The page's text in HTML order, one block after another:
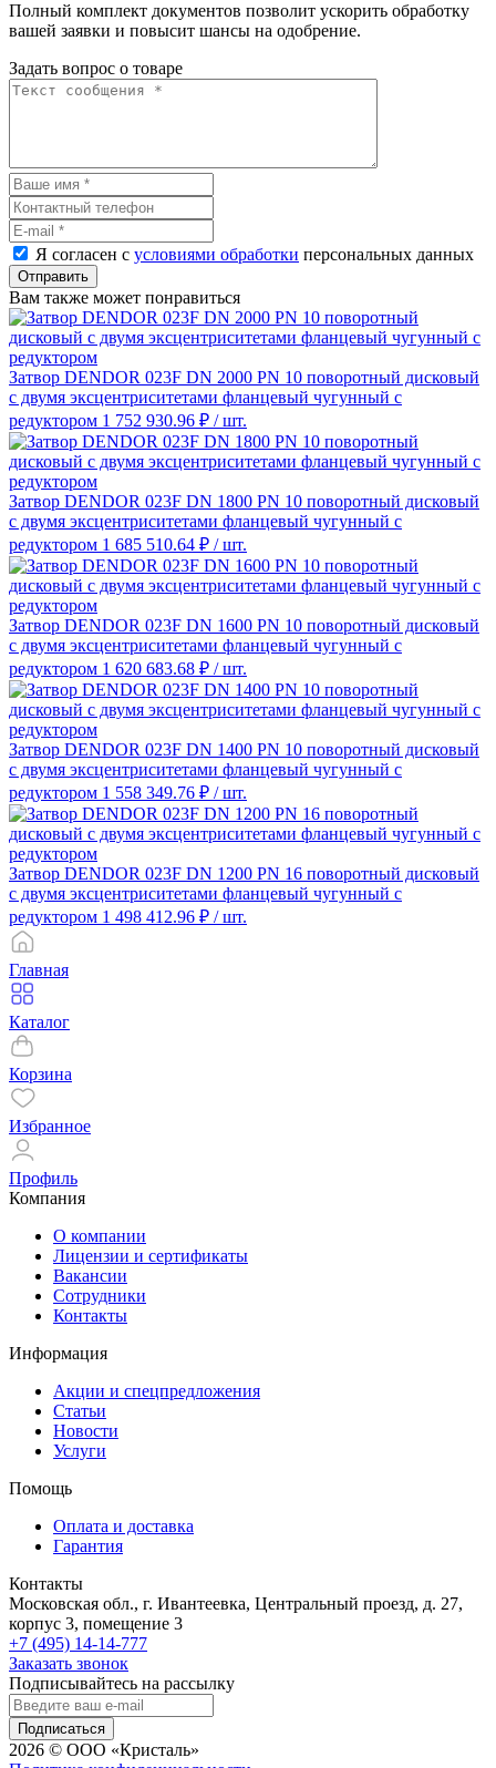
Полный комплект документов позволит ускорить обработку
вашей заявки и повысит шансы на одобрение.
Задать вопрос о товаре
Я согласен с условиями обработки персональных данных
Отправить
Вам также может понравиться
Затвор DENDOR 023F DN 2000 PN 10 поворотный дисковый
c двумя эксцентриситетами фланцевый чугунный с
редуктором 1 752 930.96 ₽ / шт.
Затвор DENDOR 023F DN 1800 PN 10 поворотный дисковый
c двумя эксцентриситетами фланцевый чугунный с
редуктором 1 685 510.64 ₽ / шт.
Затвор DENDOR 023F DN 1600 PN 10 поворотный дисковый
c двумя эксцентриситетами фланцевый чугунный с
редуктором 1 620 683.68 ₽ / шт.
Затвор DENDOR 023F DN 1400 PN 10 поворотный дисковый
c двумя эксцентриситетами фланцевый чугунный с
редуктором 1 558 349.76 ₽ / шт.
Затвор DENDOR 023F DN 1200 PN 16 поворотный дисковый
c двумя эксцентриситетами фланцевый чугунный с
редуктором 1 498 412.96 ₽ / шт.
Главная
Каталог
Корзина
Избранное
Профиль
Компания
О компании
Лицензии и сертификаты
Вакансии
Сотрудники
Контакты
Информация
Акции и спецпредложения
Статьи
Новости
Услуги
Помощь
Оплата и доставка
Гарантия
Контакты
Московская обл., г. Ивантеевка, Центральный проезд, д. 27,
корпус 3, помещение 3
+7 (495) 14-14-777
Заказать звонок
Подписывайтесь на рассылку
Подписаться
2026 © ООО «Кристаль»